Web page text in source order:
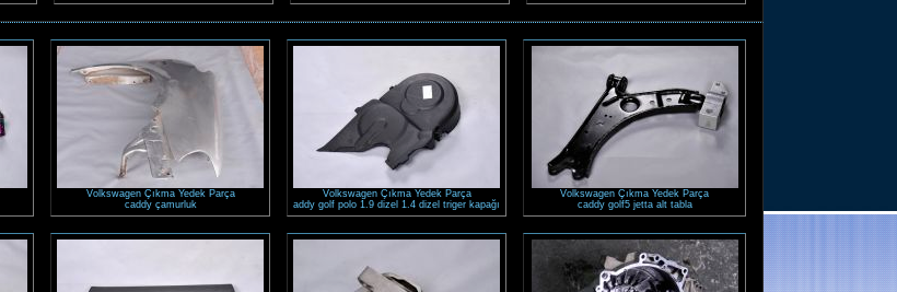
Volkswagen Çıkma Yedek Parça
caddy çamurluk
Volkswagen Çıkma Yedek Parça
addy golf polo 1.9 dizel 1.4 dizel triger kapağı
Volkswagen Çıkma Yedek Parça
caddy golf5 jetta alt tabla